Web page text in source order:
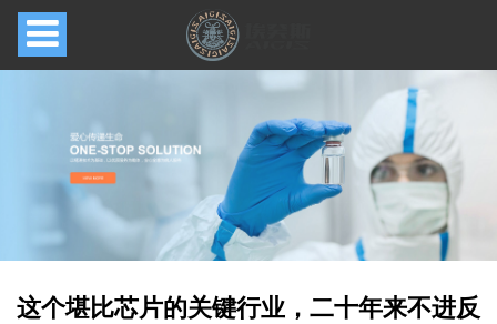
这个堪比芯片的关键行业，二十年来不进反